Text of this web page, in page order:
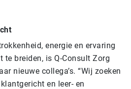
energie en ervaring
te breiden, is Q-Consult Zorg
nieuwe collega’s. “Wij zoeken
en leer- en